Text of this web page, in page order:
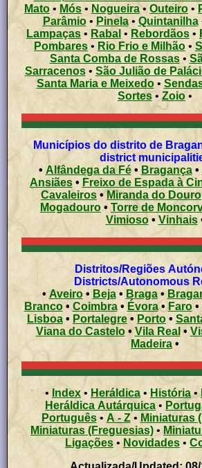
Mato • Mós • Nogueira• Outeiro •
Parâmio• Pinela• Quintanilha
Lampaças • Rabal • Rebordãos •
Pombares • Rio Frio e Milhão •
Santa Comba de Rossas•
Sarracenos• São Julião de
Santa Maria e Meixedo•
Sortes•Zoio•
Municípios do distrito de
district
• Alfândega da Fé• Bragança•
Ansiães• Freixo de Espada à
Cavaleiros•Miranda do Douro
Mogadouro •Torre de
Vimioso•Vinhais
Distritos/Regiões Autónomas -
Districts/Autonomous
•Aveiro• Beja• Braga•
Branco•Coimbra• Évora•Faro•
Lisboa • Portalegre • Porto •
Viana do Castelo•Vila Real •
Madeira •
• Index • Heráldica • História •
Heráldica Autárquica •
Português• A - Z• Miniaturas
Miniaturas (Freguesias)•
Ligações• Novidades •